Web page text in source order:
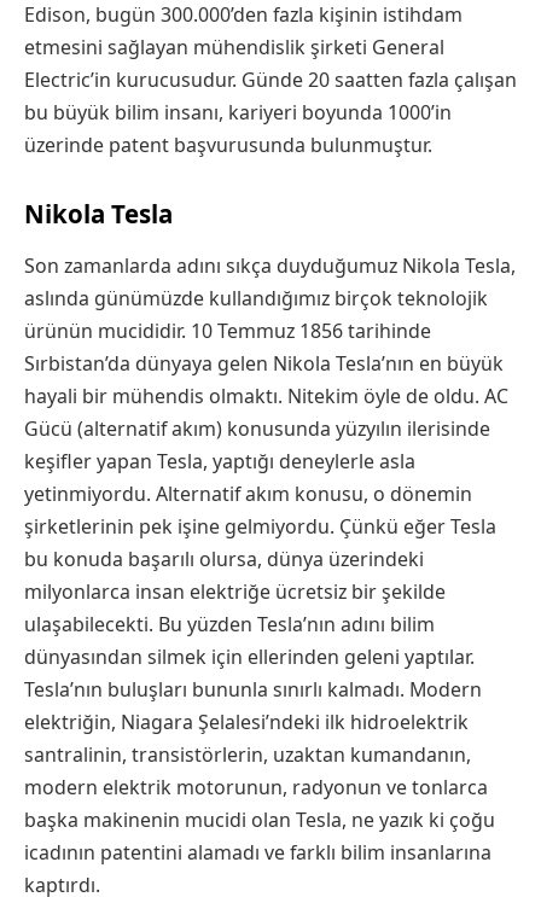
Edison, bugün 300.000’den fazla kişinin istihdam
etmesini sağlayan mühendislik şirketi General
Electric’in kurucusudur. Günde 20 saatten fazla çalışan
bu büyük bilim insanı, kariyeri boyunda 1000’in
üzerinde patent başvurusunda bulunmuştur.
Nikola Tesla
Son zamanlarda adını sıkça duyduğumuz Nikola Tesla,
aslında günümüzde kullandığımız birçok teknolojik
ürünün mucididir. 10 Temmuz 1856 tarihinde
Sırbistan’da dünyaya gelen Nikola Tesla’nın en büyük
hayali bir mühendis olmaktı. Nitekim öyle de oldu. AC
Gücü (alternatif akım) konusunda yüzyılın ilerisinde
keşifler yapan Tesla, yaptığı deneylerle asla
yetinmiyordu. Alternatif akım konusu, o dönemin
şirketlerinin pek işine gelmiyordu. Çünkü eğer Tesla
bu konuda başarılı olursa, dünya üzerindeki
milyonlarca insan elektriğe ücretsiz bir şekilde
ulaşabilecekti. Bu yüzden Tesla’nın adını bilim
dünyasından silmek için ellerinden geleni yaptılar.
Tesla’nın buluşları bununla sınırlı kalmadı. Modern
elektriğin, Niagara Şelalesi’ndeki ilk hidroelektrik
santralinin, transistörlerin, uzaktan kumandanın,
modern elektrik motorunun, radyonun ve tonlarca
başka makinenin mucidi olan Tesla, ne yazık ki çoğu
icadının patentini alamadı ve farklı bilim insanlarına
kaptırdı.